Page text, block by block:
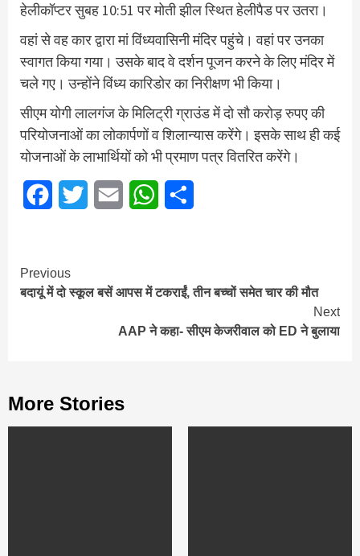
हेलीकॉप्टर सुबह 10:51 पर मोती झील स्थित हेलीपैड पर उतरा।
वहां से वह कार द्वारा मां विंध्यवासिनी मंदिर पहुंचे। वहां पर उनका
स्वागत किया गया। उसके बाद वे दर्शन पूजन करने के लिए मंदिर में
चले गए। उन्होंने विंध्य कारिडोर का निरीक्षण भी किया।
सीएम योगी लालगंज के मिलिट्री ग्राउंड में दो सौ करोड़ रुपए की
परियोजनाओं का लोकार्पणों व शिलान्यास करेंगे। इसके साथ ही कई
योजनाओं के लाभार्थियों को भी प्रमाण पत्र वितरित करेंगे।
FacebookTwitter Email WhatsApp
Continue
Reading
Previous
बदायूं में दो स्‍कूल बसें आपस में टकराईं, तीन बच्चों समेत चार की मौत
Next
AAP ने कहा- सीएम केजरीवाल को ED ने बुलाया
More Stories